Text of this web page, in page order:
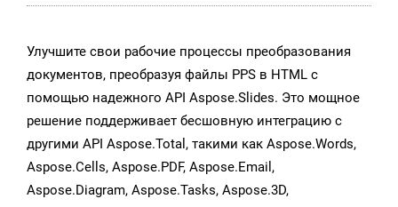
Улучшите свои рабочие процессы преобразования
документов, преобразуя файлы PPS в HTML с
помощью надежного API Aspose.Slides. Это мощное
решение поддерживает бесшовную интеграцию с
другими API Aspose.Total, такими как Aspose.Words,
Aspose.Cells, Aspose.PDF, Aspose.Email,
Aspose.Diagram, Aspose.Tasks, Aspose.3D,